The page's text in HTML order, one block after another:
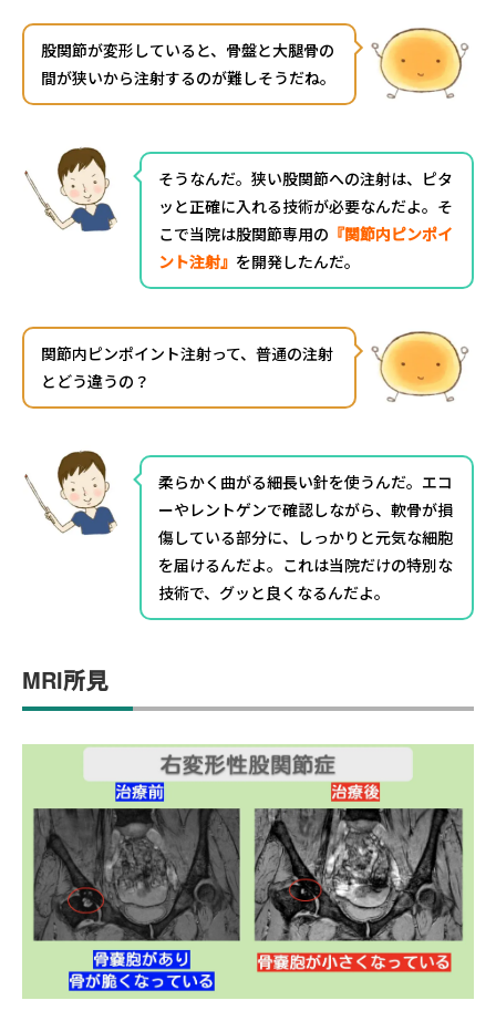
股関節が変形していると、骨盤と大腿骨の
間が狭いから注射するのが難しそうだね。
そうなんだ。狭い股関節への注射は、ピタ
ッと正確に入れる技術が必要なんだよ。そ
こで当院は股関節専用の 『関節内ピンポイ
ント注射』 を開発したんだ。
関節内ピンポイント注射って、普通の注射
とどう違うの？
柔らかく曲がる細長い針を使うんだ。エコ
ーやレントゲンで確認しながら、軟骨が損
傷している部分に、しっかりと元気な細胞
を届けるんだよ。これは当院だけの特別な
技術で、グッと良くなるんだよ。
MRI所見